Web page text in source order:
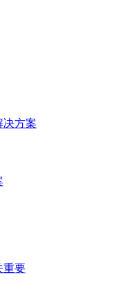
决方案
重要